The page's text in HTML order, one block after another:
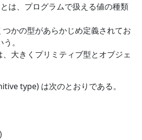
は、プログラムで扱える値の種類
かの型があらかじめ定義されてお
。
大きくプリミティブ型とオブジェ
type) は次のとおりである。